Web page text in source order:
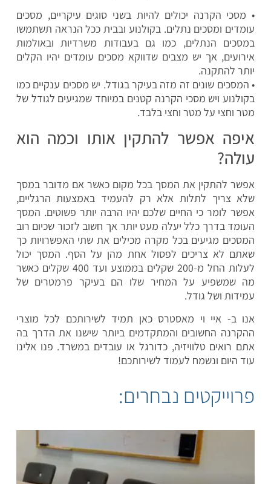
• מסכי הקרנה יכולים להיות בשני סוגים עיקריים, מסכים
עומדים ומסכים נתלים. בקולנוע ובבית ככל הנראה תשתמשו
במסכים הנתלים, כמו גם בעבודות משרדיות ובאולמות
אירועים, אך יש מצבים שדווקא מסכים עומדים יהיו הקלים
יותר להתקנה.
• המסכים שונים זה מזה בעיקר בגודל. יש מסכים ענקיים כמו
בקולנוע ויש מסכי הקרנה קטנים במיוחד שמגיעים לגודל של
מטר וחצי על מטר וחצי בלבד.
איפה אפשר להתקין אותו וכמה הוא
עולה?
אפשר להתקין את המסך בכל מקום כאשר אם מדובר במסך
שלא צריך לתלות אלא רק להעמיד באמצעות הרגליים,
אפשר לומר כי החיים שלכם יהיו הרבה יותר פשוטים. המסך
העומד בדרך כלל יעלה מעט יותר אך חשוב לזכור שכיום רוב
המסכים מגיעים בכל מקרה מכילים את שתי האפשרויות כך
שאתם לא צריכים לפסול אחת מהן על הסף. המסך יכול
לעלות החל מ-200 שקלים בממוצע ועד 400 שקלים כאשר
מה שמשפיע על המחיר שלו הם בעיקר פרמטרים של
עמידות ושל גודל.
אנו ב- איי וי מאסטרס כאן תמיד לשירותכם לכל מוצרי
ההקרנה החשובים והמתקדמים ביותר שישנו את הדרך בה
אתם רואים טלוויזיה, כדורגל או עובדים במשרד. פנו אלינו
עוד היום ונשמח לעמוד לשירותכם!
פרוייקטים נבחרים: